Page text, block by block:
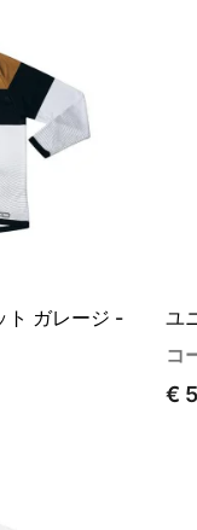
ト ガレージ -
ユ
コ
€